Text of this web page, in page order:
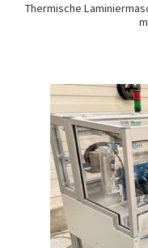
Thermische